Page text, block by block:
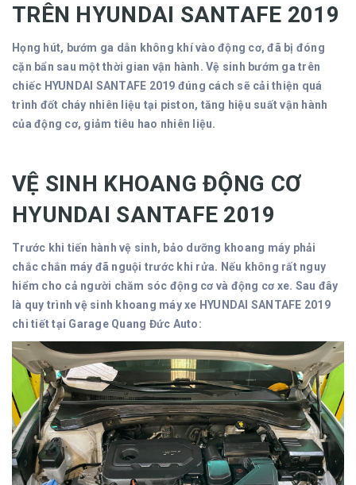
TRÊN HYUNDAI SANTAFE 2019
Họng hút, bướm ga dẫn không khí vào động cơ, đã bị đóng
cặn bẩn sau một thời gian vận hành. Vệ sinh bướm ga trên
chiếc HYUNDAI SANTAFE 2019 đúng cách sẽ cải thiện quá
trình đốt cháy nhiên liệu tại piston, tăng hiệu suất vận hành
của động cơ, giảm tiêu hao nhiên liệu.
VỆ SINH KHOANG ĐỘNG CƠ
HYUNDAI SANTAFE 2019
Trước khi tiến hành vệ sinh, bảo dưỡng khoang máy phải
chắc chắn máy đã nguội trước khi rửa. Nếu không rất nguy
hiểm cho cả người chăm sóc động cơ và động cơ xe. Sau đây
là quy trình vệ sinh khoang máy xe HYUNDAI SANTAFE 2019
chi tiết tại Garage Quang Đức Auto: